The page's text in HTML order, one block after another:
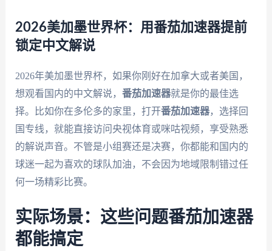
2026美加墨世界杯：用番茄加速器提前
锁定中文解说
2026年美加墨世界杯，如果你刚好在加拿大或者美国，
想观看国内的中文解说， 番茄加速器就是你的最佳选
择。比如你在多伦多的家里，打开番茄加速器，选择回
国专线，就能直接访问央视体育或咪咕视频，享受熟悉
的解说声音。不管是小组赛还是决赛，你都能和国内的
球迷一起为喜欢的球队加油，不会因为地域限制错过任
何一场精彩比赛。
实际场景：这些问题番茄加速器
都能搞定